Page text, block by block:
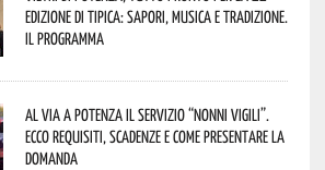
Edizione di Tipica: sapori, musica e tradizione.
Il programma
Al via a Potenza il servizio “Nonni Vigili”.
Ecco requisiti, scadenze e come presentare la
domanda